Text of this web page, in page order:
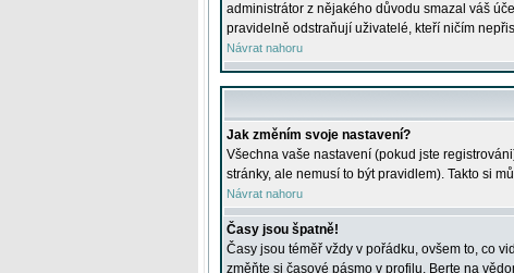
administrátor z nějakého důvodu smazal váš
pravidelně odstraňují uživatelé, kteří ničím
Návrat nahoru
Jak změním svoje nastavení?
Všechna vaše nastavení (pokud jste
stránky, ale nemusí to být pravidlem). Takto si
Návrat nahoru
Časy jsou špatně!
Časy jsou téměř vždy v pořádku, ovšem to, co
změňte si časové pásmo v profilu. Berte na